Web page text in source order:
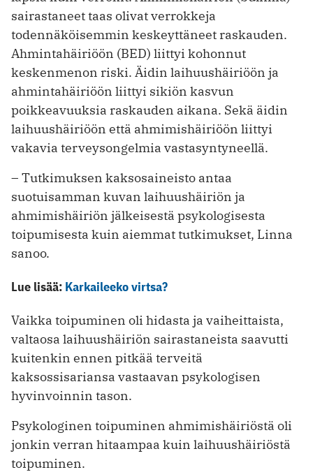
sairastaneet taas olivat verrokkeja
todennäköisemmin keskeyttäneet raskauden.
Ahmintahäiriöön (BED) liittyi kohonnut
keskenmenon riski. Äidin laihuushäiriöön ja
ahmintahäiriöön liittyi sikiön kasvun
poikkeavuuksia raskauden aikana. Sekä äidin
laihuushäiriöön että ahmimishäiriöön liittyi
vakavia terveysongelmia vastasyntyneellä.
– Tutkimuksen kaksosaineisto antaa
suotuisamman kuvan laihuushäiriön ja
ahmimishäiriön jälkeisestä psykologisesta
toipumisesta kuin aiemmat tutkimukset, Linna
sanoo.
Lue lisää: Karkaileeko virtsa?
Vaikka toipuminen oli hidasta ja vaiheittaista,
valtaosa laihuushäiriön sairastaneista saavutti
kuitenkin ennen pitkää terveitä
kaksossisariansa vastaavan psykologisen
hyvinvoinnin tason.
Psykologinen toipuminen ahmimishäiriöstä oli
jonkin verran hitaampaa kuin laihuushäiriöstä
toipuminen.